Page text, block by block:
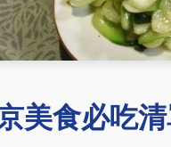
美食必吃